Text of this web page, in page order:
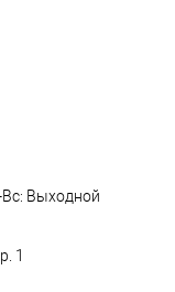
Выходной
1